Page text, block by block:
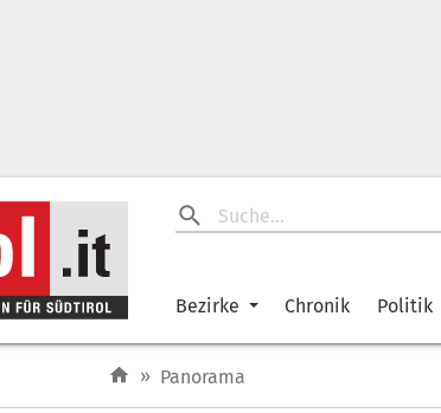
Bezirke Chronik Politik
» Panorama